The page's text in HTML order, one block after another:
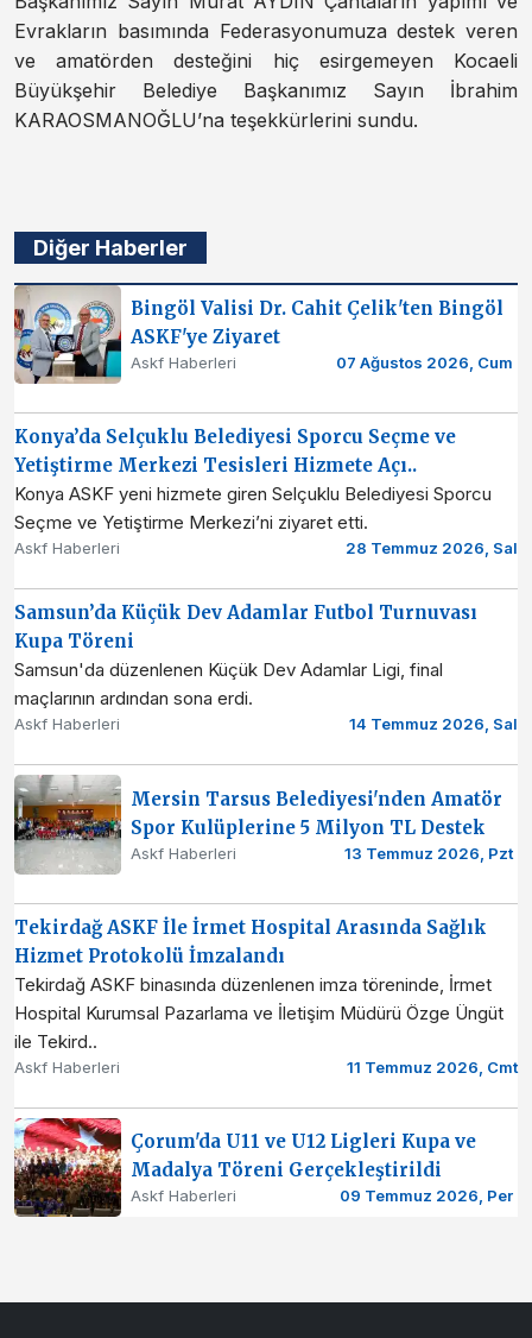
Evrakların basımında Federasyonumuza destek veren
ve amatörden desteğini hiç esirgemeyen Kocaeli
Büyükşehir Belediye Başkanımız Sayın İbrahim
KARAOSMANOĞLU’na teşekkürlerini sundu.
Diğer Haberler
Bingöl Valisi Dr. Cahit Çelik'ten Bingöl
ASKF'ye Ziyaret
Askf Haberleri 07 Ağustos 2026, Cum
Konya’da Selçuklu Belediyesi Sporcu Seçme ve
Yetiştirme Merkezi Tesisleri Hizmete Açı..
Konya ASKF yeni hizmete giren Selçuklu Belediyesi Sporcu
Seçme ve Yetiştirme Merkezi’ni ziyaret etti.
Askf Haberleri 28 Temmuz 2026, Sal
Samsun’da Küçük Dev Adamlar Futbol Turnuvası
Kupa Töreni
Samsun'da düzenlenen Küçük Dev Adamlar Ligi, final
maçlarının ardından sona erdi.
Askf Haberleri 14 Temmuz 2026, Sal
Mersin Tarsus Belediyesi'nden Amatör
Spor Kulüplerine 5 Milyon TL Destek
Askf Haberleri 13 Temmuz 2026, Pzt
Tekirdağ ASKF İle İrmet Hospital Arasında Sağlık
Hizmet Protokolü İmzalandı
Tekirdağ ASKF binasında düzenlenen imza töreninde, İrmet
Hospital Kurumsal Pazarlama ve İletişim Müdürü Özge Üngüt
ile Tekird..
Askf Haberleri 11 Temmuz 2026, Cmt
Çorum'da U11 ve U12 Ligleri Kupa ve
Madalya Töreni Gerçekleştirildi
Askf Haberleri 09 Temmuz 2026, Per